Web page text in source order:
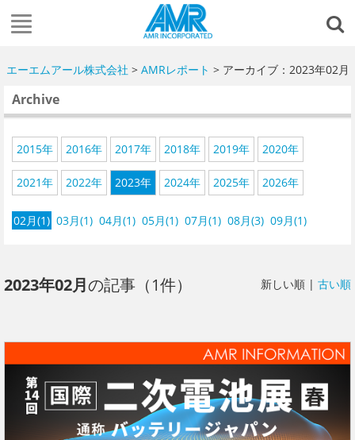
エーエムアール株式会社 > AMRレポート > アーカイブ：2023年02月
Archive
2015年 2016年 2017年 2018年 2019年 2020年
2021年 2022年 2023年 2024年 2025年 2026年
02月(1) 03月(1) 04月(1) 05月(1) 07月(1) 08月(3) 09月(1)
2023年02月の記事（1件） 新しい順 | 古い順